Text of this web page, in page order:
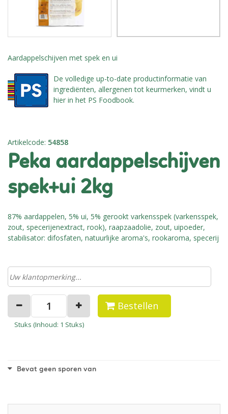
Aardappelschijven met spek en ui
De volledige up-to-date productinformatie van
ingrediënten, allergenen tot keurmerken, vindt u
hier in het PS Foodbook.
Artikelcode: 54858
peka aardappelschijven
spek+ui 2kg
87% aardappelen, 5% ui, 5% gerookt varkensspek (varkensspek,
zout, specerijenextract, rook), raapzaadolie, zout, uipoeder,
stabilisator: difosfaten, natuurlijke aroma's, rookaroma, specerij
Bestellen
Stuks (Inhoud: 1 Stuks)
Bevat geen sporen van